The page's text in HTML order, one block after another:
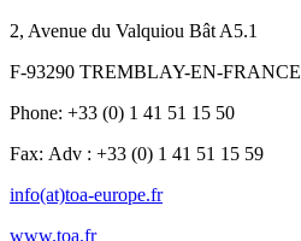
2, Avenue du Valquiou Bât A5.1
F-93290 TREMBLAY-EN-FRANCE
Phone: +33 (0) 1 41 51 15 50
Fax: Adv : +33 (0) 1 41 51 15 59
info(at)toa-europe.fr
www.toa.fr